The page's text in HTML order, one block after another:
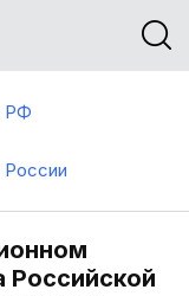
РФ
Российской